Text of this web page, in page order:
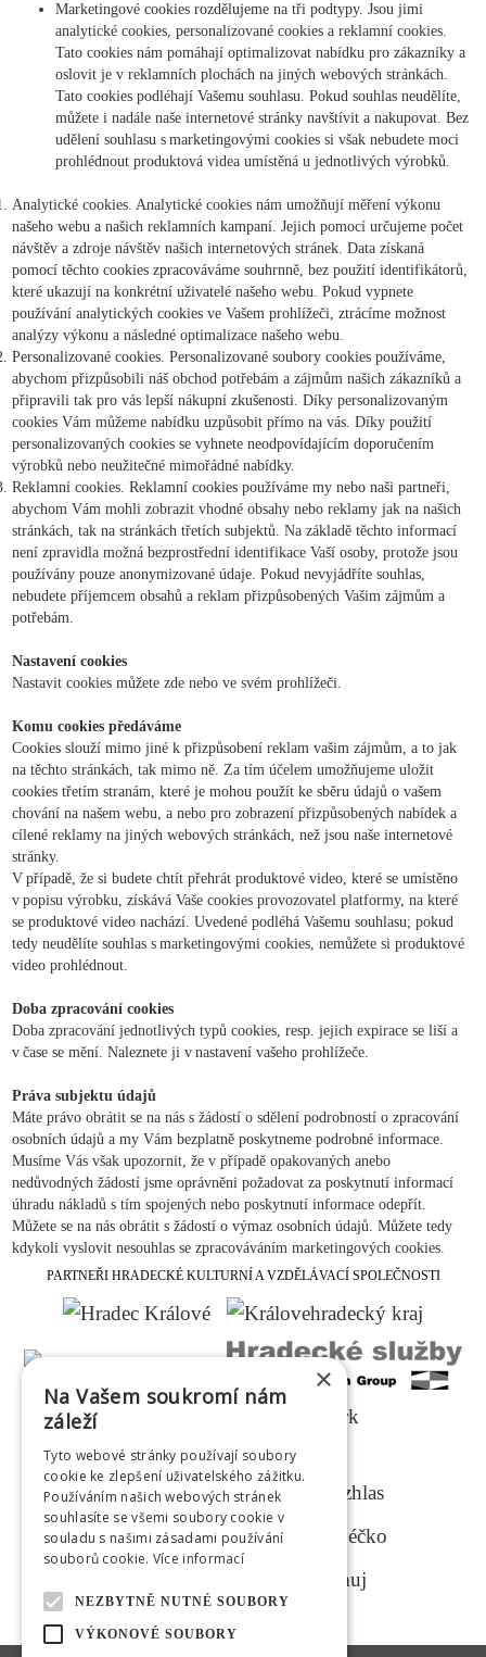
Marketingové cookies rozdělujeme na tři podtypy. Jsou jimi
analytické cookies, personalizované cookies a reklamní cookies.
Tato cookies nám pomáhají optimalizovat nabídku pro zákazníky a
oslovit je v reklamních plochách na jiných webových stránkách.
Tato cookies podléhají Vašemu souhlasu. Pokud souhlas neudělíte,
můžete i nadále naše internetové stránky navštívit a nakupovat. Bez
udělení souhlasu s marketingovými cookies si však nebudete moci
prohlédnout produktová videa umístěná u jednotlivých výrobků.
Analytické cookies. Analytické cookies nám umožňují měření výkonu
našeho webu a našich reklamních kampaní. Jejich pomocí určujeme počet
návštěv a zdroje návštěv našich internetových stránek. Data získaná
pomocí těchto cookies zpracováváme souhrnně, bez použití identifikátorů,
které ukazují na konkrétní uživatelé našeho webu. Pokud vypnete
používání analytických cookies ve Vašem prohlížeči, ztrácíme možnost
analýzy výkonu a následné optimalizace našeho webu.
Personalizované cookies. Personalizované soubory cookies používáme,
abychom přizpůsobili náš obchod potřebám a zájmům našich zákazníků a
připravili tak pro vás lepší nákupní zkušenosti. Díky personalizovaným
cookies Vám můžeme nabídku uzpůsobit přímo na vás. Díky použití
personalizovaných cookies se vyhnete neodpovídajícím doporučením
výrobků nebo neužitečné mimořádné nabídky.
Reklamní cookies. Reklamní cookies používáme my nebo naši partneři,
abychom Vám mohli zobrazit vhodné obsahy nebo reklamy jak na našich
stránkách, tak na stránkách třetích subjektů. Na základě těchto informací
není zpravidla možná bezprostřední identifikace Vaší osoby, protože jsou
používány pouze anonymizované údaje. Pokud nevyjádříte souhlas,
nebudete příjemcem obsahů a reklam přizpůsobených Vašim zájmům a
potřebám.
Nastavení cookies
Nastavit cookies můžete zde nebo ve svém prohlížeči.
Komu cookies předáváme
Cookies slouží mimo jiné k přizpůsobení reklam vašim zájmům, a to jak
na těchto stránkách, tak mimo ně. Za tím účelem umožňujeme uložit
cookies třetím stranám, které je mohou použít ke sběru údajů o vašem
chování na našem webu, a nebo pro zobrazení přizpůsobených nabídek a
cílené reklamy na jiných webových stránkách, než jsou naše internetové
stránky.
V případě, že si budete chtít přehrát produktové video, které se umístěno
v popisu výrobku, získává Vaše cookies provozovatel platformy, na které
se produktové video nachází. Uvedené podléhá Vašemu souhlasu; pokud
tedy neudělíte souhlas s marketingovými cookies, nemůžete si produktové
video prohlédnout.
Doba zpracování cookies
Doba zpracování jednotlivých typů cookies, resp. jejich expirace se liší a
v čase se mění. Naleznete ji v nastavení vašeho prohlížeče.
Práva subjektu údajů
Máte právo obrátit se na nás s žádostí o sdělení podrobností o zpracování
osobních údajů a my Vám bezplatně poskytneme podrobné informace.
Musíme Vás však upozornit, že v případě opakovaných anebo
nedůvodných žádostí jsme oprávněni požadovat za poskytnutí informací
úhradu nákladů s tím spojených nebo poskytnutí informace odepřít.
Můžete se na nás obrátit s žádostí o výmaz osobních údajů. Můžete tedy
kdykoli vyslovit nesouhlas se zpracováváním marketingových cookies.
PARTNEŘI HRADECKÉ KULTURNÍ A VZDĚLÁVACÍ SPOLEČNOSTI
MEDIÁLNÍ PARTNEŘI
×
Na Vašem soukromí nám
záleží
Tyto webové stránky používají soubory
cookie ke zlepšení uživatelského zážitku.
Používáním našich webových stránek
souhlasíte se všemi soubory cookie v
souladu s našimi zásadami používání
souborů cookie. Více informací
NEZBYTNĚ NUTNÉ SOUBORY
VÝKONOVÉ SOUBORY